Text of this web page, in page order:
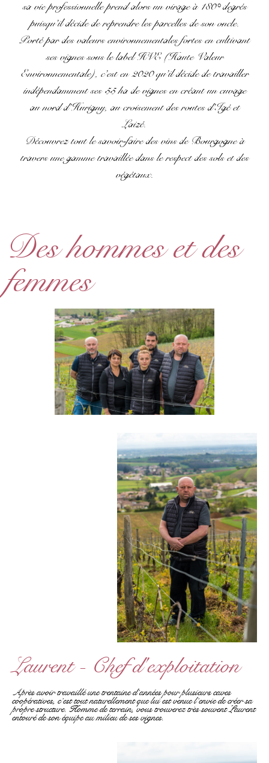
sa vie professionnelle prend alors un virage à 180° degrés
puisqu’il décide de reprendre les parcelles de son oncle.
Porté par des valeurs environnementales fortes en cultivant
ses vignes sous le label HVE (Haute Valeur
Environnementale), c’est en 2020 qu’il décide de travailler
indépendamment ses 55 ha de vignes en créant un cuvage
au nord d’Hurigny, au croisement des routes d’Igé et
Laizé.
Découvrez tout le savoir-faire des vins de Bourgogne à
travers une gamme travaillée dans le respect des sols et des
végétaux.
Des hommes et des
femmes
Laurent - Chef d'exploitation
Après avoir travaillé une trentaine d’années pour plusieurs caves
coopératives, c’est tout naturellement que lui est venue l’envie de créer sa
propre structure. Homme de terrain, vous trouverez très souvent Laurent
entouré de son équipe au milieu de ses vignes.